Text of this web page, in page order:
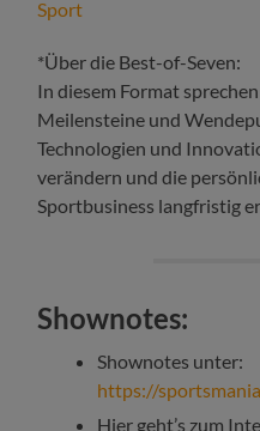
*Über die Best-of-Seven:
In diesem Format
Meilensteine und
Technologien und
verändern und die
Sportbusiness langfristig
Shownotes:
Shownotes unter:
https://
Hier geht’s zum